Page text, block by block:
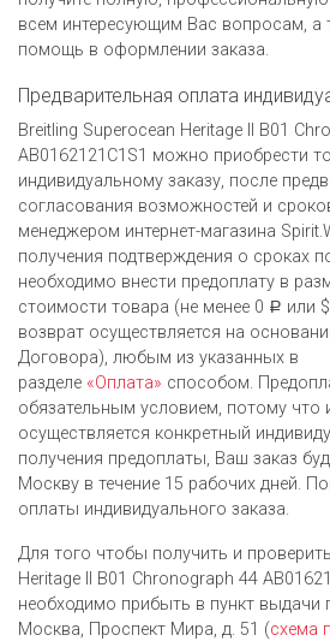
всем интересующим Вас вопросам, а
помощь в оформлении заказа.
Предварительная оплата
Breitling Superocean Heritage II B01
AB0162121C1S1 можно приобрести
индивидуальному заказу, после
согласования возможностей и
менеджером интернет-магазина
получения подтверждения о сроках
необходимо внести предоплату в
стоимости товара (не менее 0 Р или
возврат осуществляется на
Договора), любым из указанных в
разделе «Оплата» способом.
обязательным условием, потому что
осуществляется конкретный
получения предоплаты, Ваш заказ
Москву в течение 15 рабочих дней.
оплаты индивидуального заказа.
Для того чтобы получить и
Heritage II B01 Chronograph 44
необходимо прибыть в пункт выдачи
Москва, Проспект Мира, д. 51 (схема